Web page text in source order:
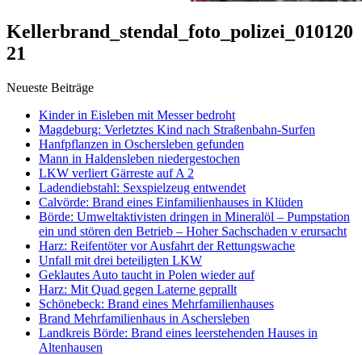
Kellerbrand_stendal_foto_polizei_010120
21
Neueste Beiträge
Kinder in Eisleben mit Messer bedroht
Magdeburg: Verletztes Kind nach Straßenbahn-Surfen
Hanfpflanzen in Oschersleben gefunden
Mann in Haldensleben niedergestochen
LKW verliert Gärreste auf A 2
Ladendiebstahl: Sexspielzeug entwendet
Calvörde: Brand eines Einfamilienhauses in Klüden
Börde: Umweltaktivisten dringen in Mineralöl – Pumpstation
ein und stören den Betrieb – Hoher Sachschaden v erursacht
Harz: Reifentöter vor Ausfahrt der Rettungswache
Unfall mit drei beteiligten LKW
Geklautes Auto taucht in Polen wieder auf
Harz: Mit Quad gegen Laterne geprallt
Schönebeck: Brand eines Mehrfamilienhauses
Brand Mehrfamilienhaus in Aschersleben
Landkreis Börde: Brand eines leerstehenden Hauses in
Altenhausen